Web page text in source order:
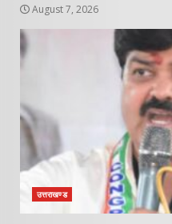
August 7, 2026
उत्तराखण्ड